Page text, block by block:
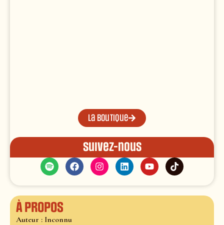
La boutique
Suivez-nous
À propos
Auteur : Inconnu